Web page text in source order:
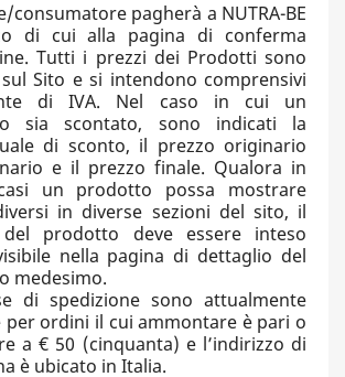
consumatore pagherà a NUTRA-BE
di cui alla pagina di conferma
Tutti i prezzi dei Prodotti sono
Sito e si intendono comprensivi
di IVA. Nel caso in cui un
sia scontato, sono indicati la
di sconto, il prezzo originario
e il prezzo finale. Qualora in
un prodotto possa mostrare
in diverse sezioni del sito, il
prodotto deve essere inteso
nella pagina di dettaglio del
medesimo.
di spedizione sono attualmente
ordini il cui ammontare è pari o
a € 50 (cinquanta) e l’indirizzo di
è ubicato in Italia.